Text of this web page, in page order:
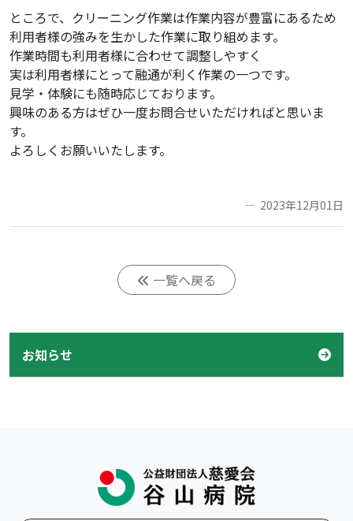
ところで、クリーニング作業は作業内容が豊富にあるため
利用者様の強みを生かした作業に取り組めます。
作業時間も利用者様に合わせて調整しやすく
実は利用者様にとって融通が利く作業の一つです。
見学・体験にも随時応じております。
興味のある方はぜひ一度お問合せいただければと思いま
す。
よろしくお願いいたします。
2023年12月01日
一覧へ戻る
お知らせ